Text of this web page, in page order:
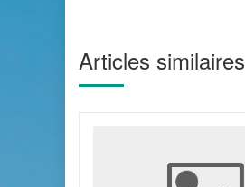
Articles similaires